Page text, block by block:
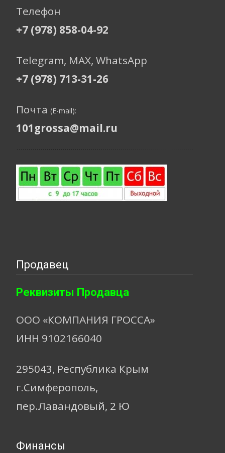
Телефон
+7 (978) 858-04-92
Telegram, МАХ, WhatsApp
+7 (978) 713-31-26
Почта (E-mail):
101grossa@mail.ru
Продавец
Реквизиты Продавца
ООО «КОМПАНИЯ ГРОССА»
ИНН 9102166040
295043, Республика Крым
г.Симферополь,
пер.Лавандовый, 2 Ю
Финансы